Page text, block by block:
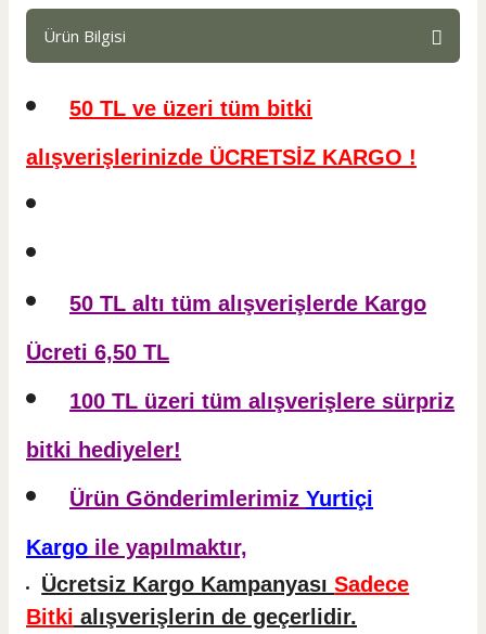
Ürün Bilgisi
50 TL ve üzeri tüm bitki
alışverişlerinizde ÜCRETSİZ KARGO !
50 TL altı tüm alışverişlerde Kargo
Ücreti 6,50 TL
100 TL üzeri tüm alışverişlere sürpriz
bitki hediyeler!
Ürün Gönderimlerimiz Yurtiçi
Kargo ile yapılmaktır,
Ücretsiz Kargo KampanyasıSadece
Bitki alışverişlerin de geçerlidir.